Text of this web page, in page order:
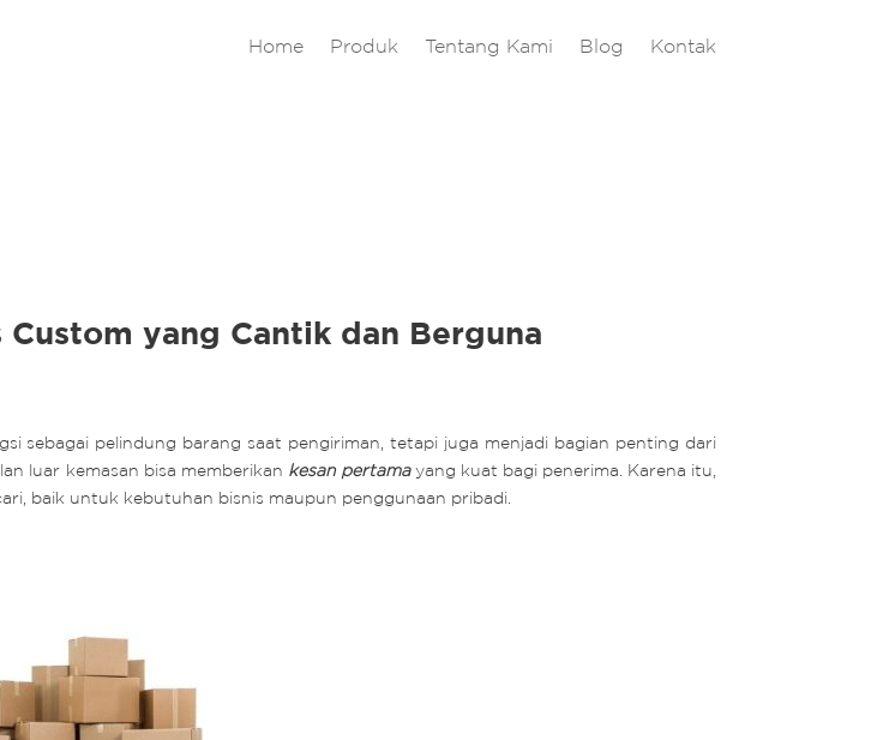
Home Produk Tentang Kami Blog Kontak
yang Cantik dan Berguna
sebagai pelindung barang saat pengiriman, tetapi juga menjadi bagian penting dari
luar kemasan bisa memberikan kesan pertamayang kuat bagi penerima. Karena itu,
baik untuk kebutuhan bisnis maupun penggunaan pribadi.